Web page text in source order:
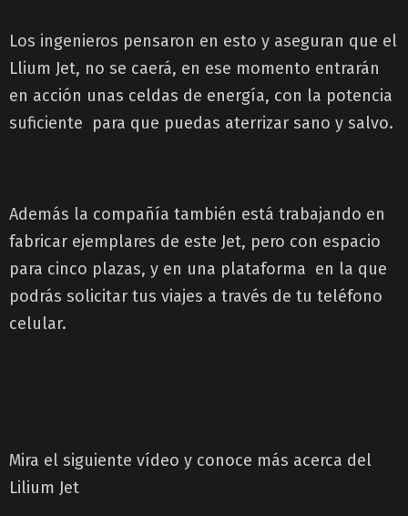
Los ingenieros pensaron en esto y aseguran que el
Llium Jet, no se caerá, en ese momento entrarán
en acción unas celdas de energía, con la potencia
suficiente para que puedas aterrizar sano y salvo.
Además la compañía también está trabajando en
fabricar ejemplares de este Jet, pero con espacio
para cinco plazas, y en una plataforma en la que
podrás solicitar tus viajes a través de tu teléfono
celular.
Mira el siguiente vídeo y conoce más acerca del
Lilium Jet